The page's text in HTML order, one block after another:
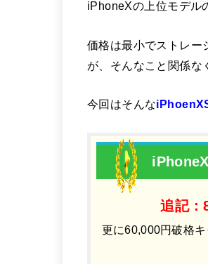
iPhoneXの上位モデル
価格は最小でストレ
が、そんなこと関係な
今回はそんな
追記：
更に60,000円破格